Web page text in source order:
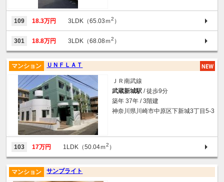
109 18.3万円 3LDK（65.03ｍ2 ）
301 18.8万円 3LDK（68.08ｍ2 ）
ＵＮＦＬＡＴ
マンション
ＪＲ南武線
武蔵新城駅 / 徒歩9分
築年 37年 / 3階建
神奈川県川崎市中原区下新城3丁目5-3
103 17万円 1LDK（50.04ｍ2 ）
サンブライト
マンション